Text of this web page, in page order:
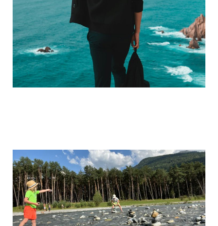
01 mrt. 2026 3 min leestijd Members
Bloemen op zolder
#CampingEditie
14 aug. 20256 min leestijd Members